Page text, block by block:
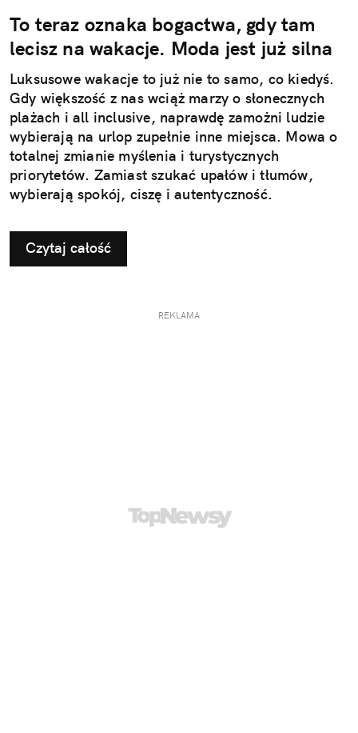
To teraz oznaka bogactwa, gdy tam
lecisz na wakacje. Moda jest już silna
Luksusowe wakacje to już nie to samo, co kiedyś.
Gdy większość z nas wciąż marzy o słonecznych
plażach i all inclusive, naprawdę zamożni ludzie
wybierają na urlop zupełnie inne miejsca. Mowa o
totalnej zmianie myślenia i turystycznych
priorytetów. Zamiast szukać upałów i tłumów,
wybierają spokój, ciszę i autentyczność.
Czytaj całość
REKLAMA